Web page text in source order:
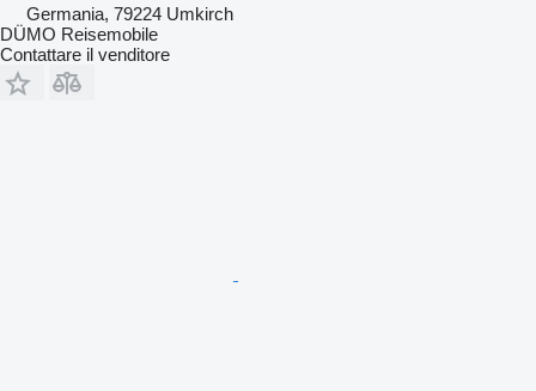
Germania, 79224 Umkirch
DÜMO Reisemobile
Contattare il venditore